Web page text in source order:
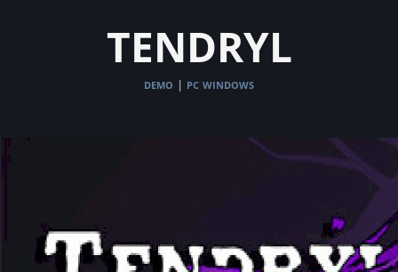
tendryl
demo | pc windows